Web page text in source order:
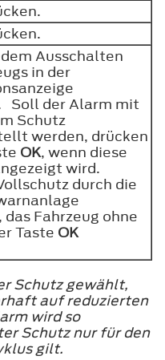
Ausschalten
in der
Soll der Alarm mit
Schutz
werden, drücken
OK, wenn diese
wird.
durch die
Fahrzeug ohne
Taste OK
Schutz gewählt,
auf reduzierten
wird so
Schutz nur für den
gilt.